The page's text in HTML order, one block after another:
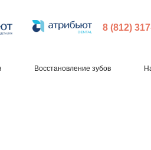
8 (812)
Восстановление зубов